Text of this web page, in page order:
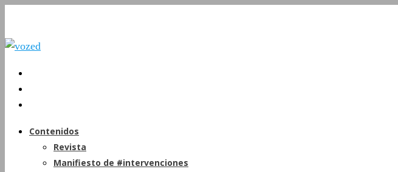
Contenidos
Revista
Manifiesto de #intervenciones